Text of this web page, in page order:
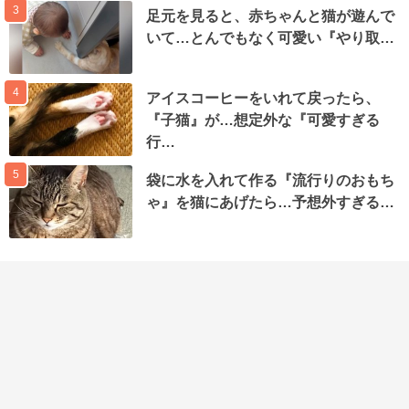
3
足元を見ると、赤ちゃんと猫が遊んで
いて…とんでもなく可愛い『やり取…
4
アイスコーヒーをいれて戻ったら、
『子猫』が…想定外な『可愛すぎる
行…
5
袋に水を入れて作る『流行りのおもち
ゃ』を猫にあげたら…予想外すぎる…